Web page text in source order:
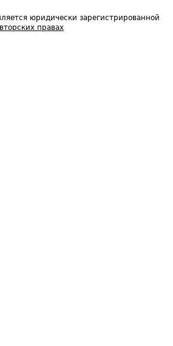
юридически зарегистрированной
правах